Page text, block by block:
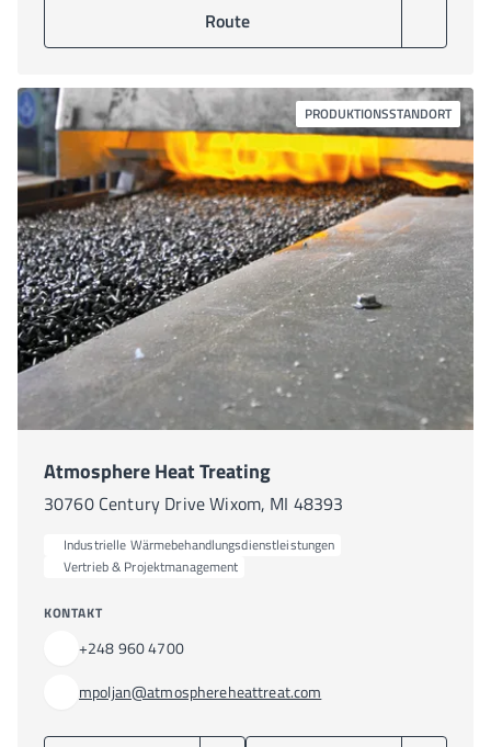
Route
PRODUKTIONSSTANDORT
Atmosphere Heat Treating
30760 Century Drive Wixom, MI 48393
Industrielle Wärmebehandlungsdienstleistungen
Vertrieb & Projektmanagement
KONTAKT
+248 960 4700
mpoljan@atmosphereheattreat.com